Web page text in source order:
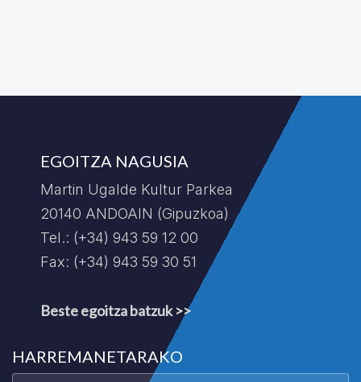
EGOITZA NAGUSIA
Martin Ugalde Kultur Parkea
20140 ANDOAIN (Gipuzkoa)
Tel.: (+34) 943 59 12 00
Fax: (+34) 943 59 30 51
Beste egoitza batzuk >>
HARREMANETARAKO